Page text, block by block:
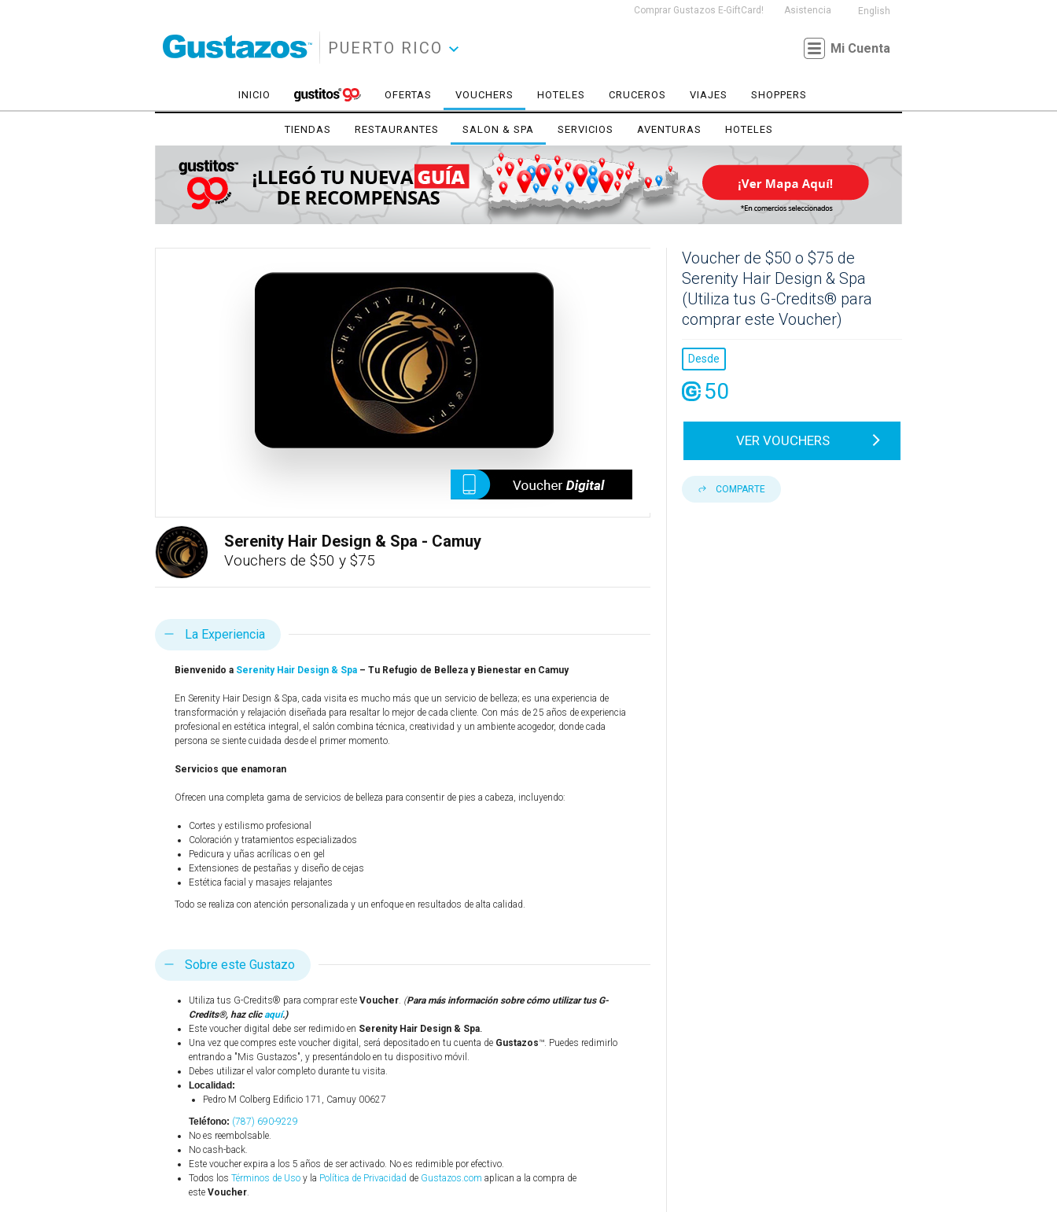
PUERTO RICO
English
Asistencia
Comprar Gustazos E-GiftCard!
Mi Cuenta
INICIO OFERTAS VOUCHERS HOTELES CRUCEROS VIAJES SHOPPERS
TIENDAS RESTAURANTES SALON & SPA SERVICIOS AVENTURAS HOTELES
Voucher de $50 o $75 de
Serenity Hair Design & Spa
(Utiliza tus G-Credits® para
comprar este Voucher)
Desde
50
VER VOUCHERS
COMPARTE
Serenity Hair Design & Spa - Camuy
Vouchers de $50 y $75
La Experiencia
Bienvenido a Serenity Hair Design & Spa – Tu Refugio de Belleza y Bienestar en Camuy
En Serenity Hair Design & Spa, cada visita es mucho más que un servicio de belleza; es una experiencia de
transformación y relajación diseñada para resaltar lo mejor de cada cliente. Con más de 25 años de experiencia
profesional en estética integral, el salón combina técnica, creatividad y un ambiente acogedor, donde cada
persona se siente cuidada desde el primer momento.
Servicios que enamoran
Ofrecen una completa gama de servicios de belleza para consentir de pies a cabeza, incluyendo:
Cortes y estilismo profesional
Coloración y tratamientos especializados
Pedicura y uñas acrílicas o en gel
Extensiones de pestañas y diseño de cejas
Estética facial y masajes relajantes
Todo se realiza con atención personalizada y un enfoque en resultados de alta calidad.
Sobre este Gustazo
Utiliza tus G-Credits® para comprar este Voucher. (Para más información sobre cómo utilizar tus G-
Credits®, haz clicaquí.)
Este voucher digital debe ser redimido en Serenity Hair Design & Spa.
Una vez que compres este voucher digital, será depositado en tu cuenta de Gustazos™. Puedes redimirlo
entrando a "Mis Gustazos", y presentándolo en tu dispositivo móvil.
Debes utilizar el valor completo durante tu visita.
Localidad:
Pedro M Colberg Edificio 171, Camuy 00627
Teléfono: (787) 690-9229
No es reembolsable.
No cash-back.
Este voucher expira a los 5 años de ser activado. No es redimible por efectivo.
Todos los Términos de Uso y la Política de Privacidad de Gustazos.com aplican a la compra de
este Voucher.